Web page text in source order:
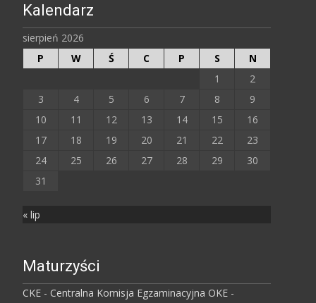
Kalendarz
sierpień 2026
P
W Ś C P S
N
1
2
3
4 5 6 7 8
9
10
11 12 13 14 15
16
17
18 19 20 21 22
23
24
25 26 27 28 29
30
31
« lip
Maturzyści
CKE - Centralna Komisja Egzaminacyjna OKE -